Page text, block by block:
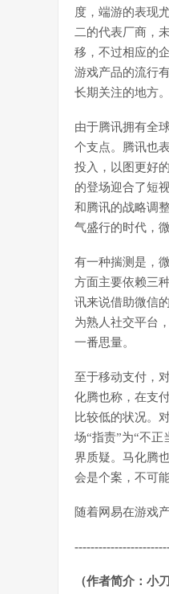
度，端游的表现
二的代表厂商，
移，不过相应的
游戏产品的流行
长期关注的地方。
由于腾讯拥有全
个支点。腾讯也
投入，以图更好
的登场迎合了短
和腾讯的战略调
气盛行的时代，
有一种揣测是，
方面主要依赖三
讯来说借助微信
为熟人社交平台
一番思量。
至于移动支付，
化腾也称，在支
比较低的状况。
场“指责”为“不
界质疑。马化腾
会是个案，不可
随着网易在游戏
（作者简介：小